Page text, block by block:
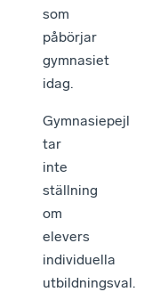
som
påbörjar
gymnasiet
idag.
Gymnasiepejl
tar
inte
ställning
om
elevers
individuella
utbildningsval.